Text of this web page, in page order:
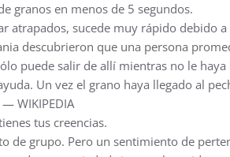
granos en menos de 5 segundos.
atrapados, sucede muy rápido debido
descubrieron que una persona
puede salir de allí mientras no le
Un vez el grano haya llegado al
WIKIPEDIA
tus creencias.
de grupo. Pero un sentimiento de